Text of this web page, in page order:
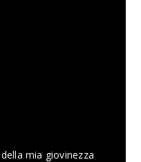
mia giovinezza